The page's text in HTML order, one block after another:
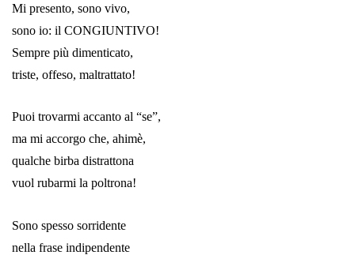
Mi presento, sono vivo,
sono io: il CONGIUNTIVO!
Sempre più dimenticato,
triste, offeso, maltrattato!
Puoi trovarmi accanto al “se”,
ma mi accorgo che, ahimè,
qualche birba distrattona
vuol rubarmi la poltrona!
Sono spesso sorridente
nella frase indipendente